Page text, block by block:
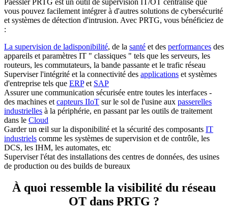
vous pouvez facilement intégrer à d'autres solutions de cybersécurité
et systèmes de détection d'intrusion. Avec PRTG, vous bénéficiez de
:
La supervision de ladisponibilité, de la santé et des performances des
appareils et paramètres IT " classiques " tels que les serveurs, les
routeurs, les commutateurs, la bande passante et le trafic réseau
Superviser l'intégrité et la connectivité des applications et systèmes
d'entreprise tels que ERPet SAP
Assurer une communication sécurisée entre toutes les interfaces -
des machines et capteurs IIoT sur le sol de l'usine aux passerelles
industrielles à la périphérie, en passant par les outils de traitement
dans le Cloud
Garder un œil sur la disponibilité et la sécurité des composants IT
industriels comme les systèmes de supervision et de contrôle, les
DCS, les IHM, les automates, etc
Superviser l'état des installations des centres de données, des usines
de production ou des builds de bureaux
À quoi ressemble la visibilité du réseau
OT dans PRTG ?